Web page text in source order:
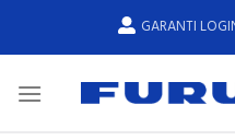
GARANTI